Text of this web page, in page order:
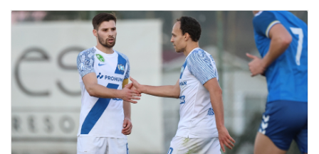
KLUB
GALÉRIA
SZURKOLÓI ÉLMÉNYEK
AKKREDITÁCIÓ